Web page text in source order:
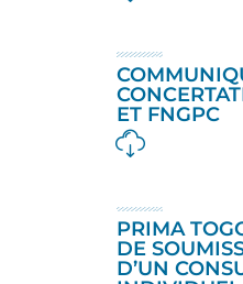
ET FNGPC
PRIMA
DE
D’UN